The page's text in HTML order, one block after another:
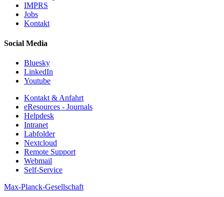
IMPRS
Jobs
Kontakt
Social Media
Bluesky
LinkedIn
Youtube
Kontakt & Anfahrt
eResources - Journals
Helpdesk
Intranet
Labfolder
Nextcloud
Remote Support
Webmail
Self-Service
Max-Planck-Gesellschaft